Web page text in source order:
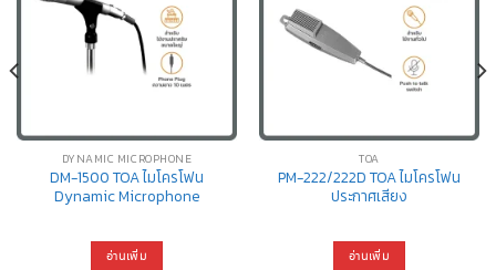
DYNAMIC MICROPHONE
DM-1500 TOA ไมโครโฟน
Dynamic Microphone
อ่านเพิ่ม
TOA
PM-222/222D TOA ไมโครโฟน
ประกาศเสียง
อ่านเพิ่ม